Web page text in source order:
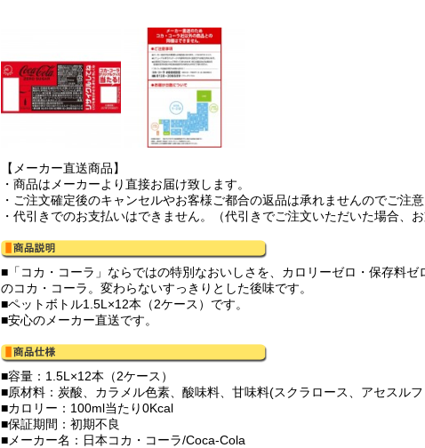
【メーカー直送商品】
・商品はメーカーより直接お届け致します。
・ご注文確定後のキャンセルやお客様ご都合の返品は承れませんのでご注意
・代引きでのお支払いはできません。（代引きでご注文いただいた場合、
■「コカ・コーラ」ならではの特別なおいしさを、カロリーゼロ・保存料
のコカ・コーラ。変わらないすっきりとした後味です。
■ペットボトル1.5L×12本（2ケース）です。
■安心のメーカー直送です。
■容量：1.5L×12本（2ケース）
■原材料：炭酸、カラメル色素、酸味料、甘味料(スクラロース、アセスル
■カロリー：100ml当たり0Kcal
■保証期間：初期不良
■メーカー名：日本コカ・コーラ/Coca-Cola